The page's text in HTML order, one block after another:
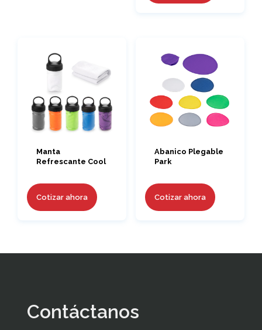
Manta
Refrescante Cool
Cotizar ahora
Abanico Plegable
Park
Cotizar ahora
Contáctanos